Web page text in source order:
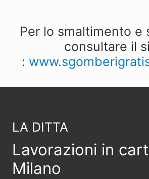
Per lo smaltimento e
consultare il
:
LA DITTA
Lavorazioni in
Milano